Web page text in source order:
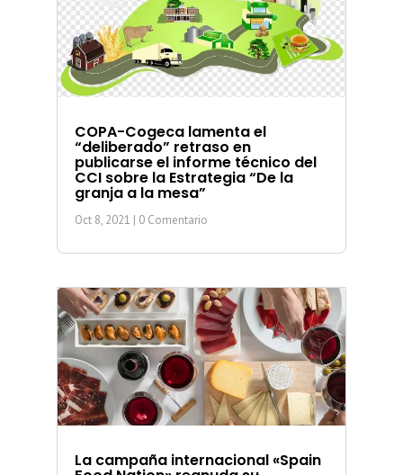
COPA-Cogeca lamenta el
“deliberado” retraso en
publicarse el informe técnico del
CCI sobre la Estrategia “De la
granja a la mesa”
Oct 8, 2021 | 0 Comentario
La campaña internacional «Spain